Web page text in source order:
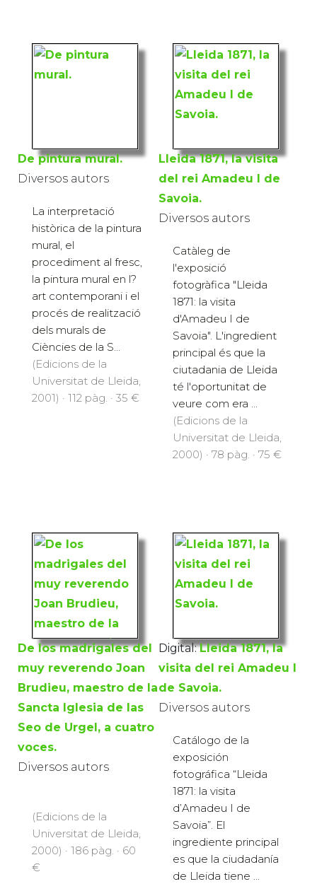
De pintura mural.
Diversos autors
La interpretació
històrica de la pintura
mural, el
procediment al fresc,
la pintura mural en l?
art contemporani i el
procés de realització
dels murals de
Ciències de la S...
(Edicions de la
Universitat de Lleida,
2001) · 112 pàg. · 35 €
Lleida 1871, la visita
del rei Amadeu I de
Savoia.
Diversos autors
Catàleg de
l'exposició
fotogràfica "Lleida
1871: la visita
d'Amadeu I de
Savoia". L'ingredient
principal és que la
ciutadania de Lleida
té l'oportunitat de
veure com era ...
(Edicions de la
Universitat de Lleida,
2000) · 78 pàg. · 75 €
De los madrigales del
muy reverendo Joan
Brudieu, maestro de la
Sancta Iglesia de las
Seo de Urgel, a cuatro
voces.
Diversos autors
(Edicions de la
Universitat de Lleida,
2000) · 186 pàg. · 60
€
Digital: Lleida 1871, la
visita del rei Amadeu I
de Savoia.
Diversos autors
Catálogo de la
exposición
fotográfica “Lleida
1871: la visita
d’Amadeu I de
Savoia”. El
ingrediente principal
es que la ciudadanía
de Lleida tiene ...